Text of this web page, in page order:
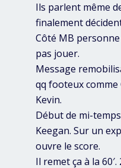
Ils parlent même
finalement
Côté MB
pas jouer.
Message
qq footeux comme
Kevin.
Début de mi-
Keegan. Sur un
ouvre le score.
Il remet ça à la